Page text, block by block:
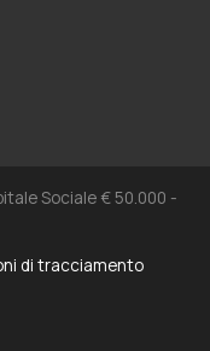
Sociale € 50.000 -
di tracciamento